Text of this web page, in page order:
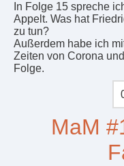
In Folge 15 spreche
Appelt. Was hat
zu tun?
Außerdem habe ich
Zeiten von Corona
Folge.
MaM